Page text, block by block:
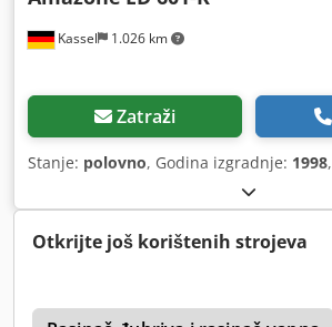
Kassel 1.026 km
Zatraži
Stanje: polovno, Godina izgradnje: 1998,
Otkrijte još korištenih strojeva